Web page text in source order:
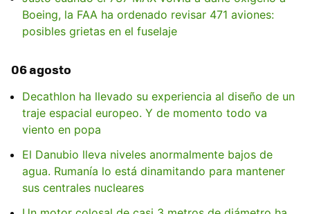
Boeing, la FAA ha ordenado revisar 471 aviones:
posibles grietas en el fuselaje
06 agosto
Decathlon ha llevado su experiencia al diseño de un
traje espacial europeo. Y de momento todo va
viento en popa
El Danubio lleva niveles anormalmente bajos de
agua. Rumanía lo está dinamitando para mantener
sus centrales nucleares